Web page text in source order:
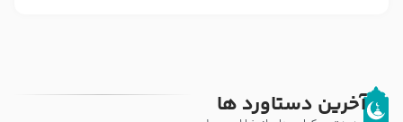
آخرین دستاورد ها